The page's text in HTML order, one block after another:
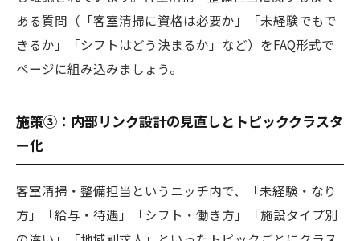
ある質問（「客室清掃に資格は必要か」「未経験でもで
きるか」「シフトはどう決まるか」など）をFAQ形式で
ページに組み込みましょう。
施策③：内部リンク設計の見直しとトピッククラスタ
ー化
客室清掃・整備担当というニッチ内で、「未経験・なり
方」「給与・待遇」「シフト・働き方」「施設タイプ別